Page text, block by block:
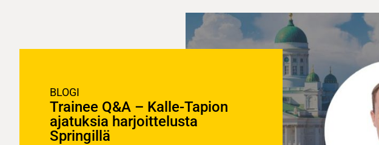
BLOGI
Trainee Q&A – Kalle-Tapion
ajatuksia harjoittelusta
Springillä